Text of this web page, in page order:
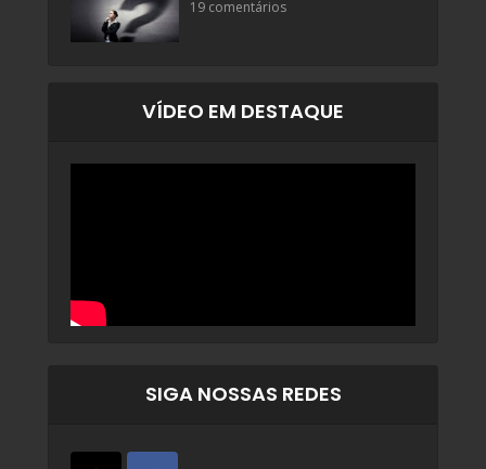
19 comentários
VÍDEO EM DESTAQUE
SIGA NOSSAS REDES